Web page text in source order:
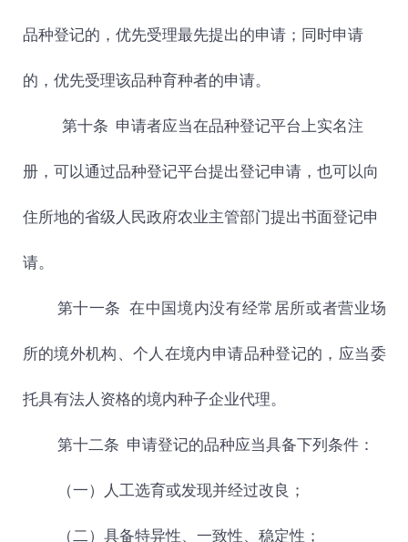
品种登记的，优先受理最先提出的申请；同时申请
的，优先受理该品种育种者的申请。
第十条 申请者应当在品种登记平台上实名注
册，可以通过品种登记平台提出登记申请，也可以向
住所地的省级人民政府农业主管部门提出书面登记申
请。
第十一条 在中国境内没有经常居所或者营业场
所的境外机构、个人在境内申请品种登记的，应当委
托具有法人资格的境内种子企业代理。
第十二条 申请登记的品种应当具备下列条件：
（一）人工选育或发现并经过改良；
（二）具备特异性、一致性、稳定性；